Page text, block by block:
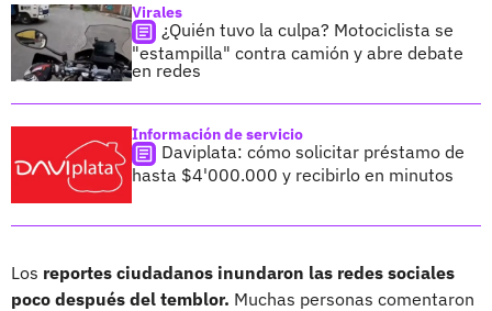
Virales
¿Quién tuvo la culpa? Motociclista se
"estampilla" contra camión y abre debate
en redes
Información de servicio
Daviplata: cómo solicitar préstamo de
hasta $4'000.000 y recibirlo en minutos
Los reportes ciudadanos inundaron las redes sociales
poco después del temblor. Muchas personas comentaron